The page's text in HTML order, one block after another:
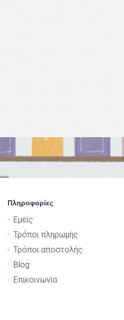
Πληροφορίες
Εμείς
Τρόποι πληρωμής
Τρόποι αποστολής
Blog
Επικοινωνία